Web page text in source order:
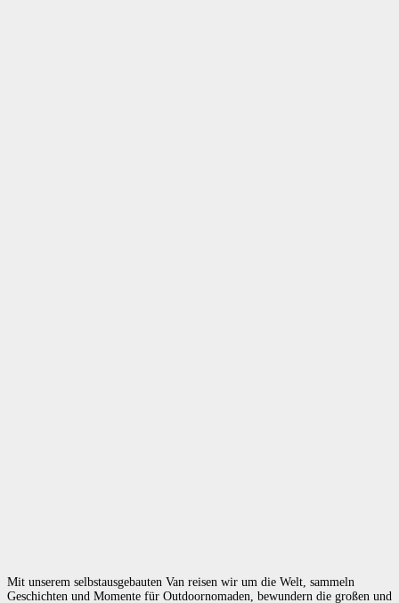
Mit unserem selbstausgebauten Van reisen wir um die Welt, sammeln
Geschichten und Momente für Outdoornomaden, bewundern die großen und